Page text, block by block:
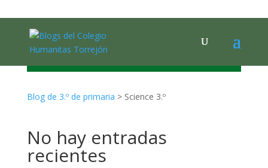
SCIENCE
Blog de 3.º de primaria > Science 3.º
No hay entradas
recientes